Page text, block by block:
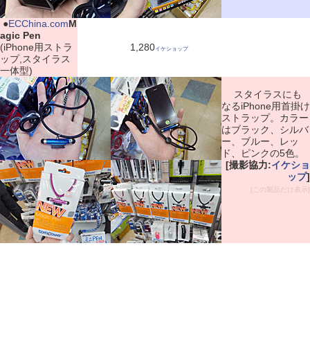
●ECChina.comM
agic Pen
(iPhone用ストラ
ップ,スタイラス
一体型)
1,280イケショップ
スタイラスにも
なるiPhone用首掛け
ストラップ。カラー
はブラック、シルバ
ー、ブルー、レッ
ド、ピンクの5色。
[撮影協力:イケショ
ップ]
[この製品だけ表示]